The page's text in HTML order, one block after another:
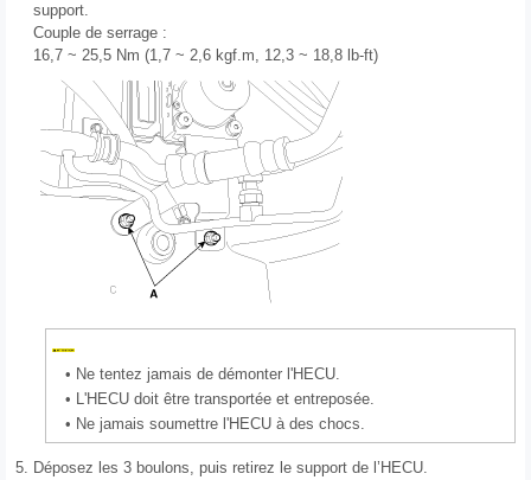
support.
Couple de serrage :
16,7 ~ 25,5 Nm (1,7 ~ 2,6 kgf.m, 12,3 ~ 18,8 lb-ft)
• Ne tentez jamais de démonter l'HECU.
• L'HECU doit être transportée et entreposée.
• Ne jamais soumettre l'HECU à des chocs.
5. Déposez les 3 boulons, puis retirez le support de l’HECU.